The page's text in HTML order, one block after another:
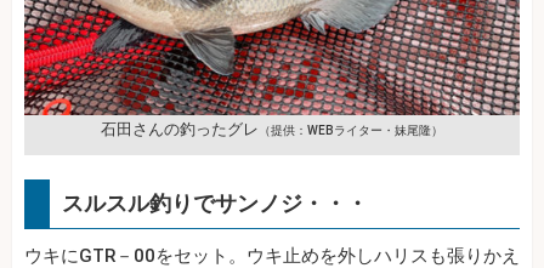
石田さんの釣ったグレ （提供：WEBライター・妹尾隆）
スルスル釣りでサンノジ・・・
ウキにGTR－00をセット。ウキ止めを外しハリスも張りかえ